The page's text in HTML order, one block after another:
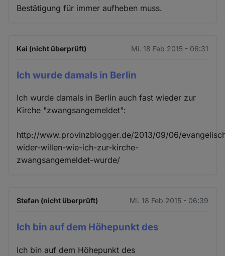
Bestätigung für immer aufheben muss.
Kai (nicht überprüft) Mi. 18 Feb 2015 - 06:31
Ich wurde damals in Berlin
Ich wurde damals in Berlin auch fast wieder zur
Kirche "zwangsangemeldet":
http://www.provinzblogger.de/2013/09/06/
wider-willen-wie-ich-zur-kirche-
zwangsangemeldet-wurde/
Stefan (nicht überprüft) Mi. 18 Feb 2015 - 06:39
Ich bin auf dem Höhepunkt des
Ich bin auf dem Höhepunkt des